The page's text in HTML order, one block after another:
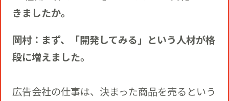
きましたか。
岡村：まず、「開発してみる」という人材が格
段に増えました。
広告会社の仕事は、決まった商品を売るという